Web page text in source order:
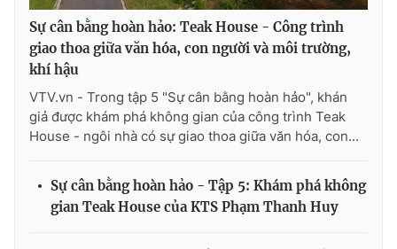
Theo dõi báo trên
Cơ quan chủ quản:
Cơ quan báo chí:Thời báo VTV
Giấy phép hoạt động báo in và báo điện tử số 483/GP-BTTTT
cấp ngày 29/12/2023
Phó Tổng Biên tập:Nguyễn Thị Mỹ Hạnh, Phạm Quốc Thắng,
Nguyễn Trọng Ninh
Sự cân bằng hoàn hảo: Teak House - Công trình
giao thoa giữa văn hóa, con người và môi trường,
khí hậu
VTV.vn - Trong tập 5 "Sự cân bằng hoàn hảo", khán
giả được khám phá không gian của công trình Teak
House - ngôi nhà có sự giao thoa giữa văn hóa, con...
Sự cân bằng hoàn hảo - Tập 5: Khám phá không
gian Teak House của KTS Phạm Thanh Huy